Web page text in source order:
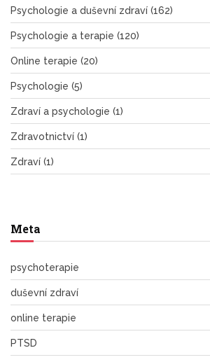
Psychologie a duševní zdraví (162)
Psychologie a terapie (120)
Online terapie (20)
Psychologie (5)
Zdraví a psychologie (1)
Zdravotnictví (1)
Zdraví (1)
Meta
psychoterapie
duševní zdraví
online terapie
PTSD